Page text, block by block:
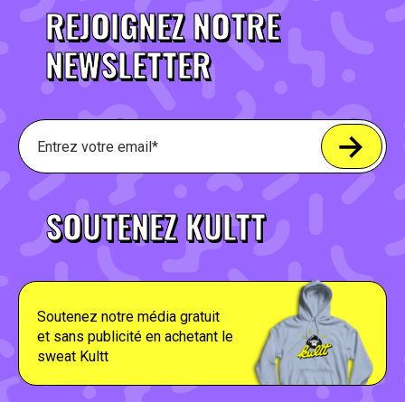
REJOIGNEZ NOTRE
NEWSLETTER
SOUTENEZ KULTT
Soutenez notre média gratuit
et sans publicité en achetant le
sweat Kultt